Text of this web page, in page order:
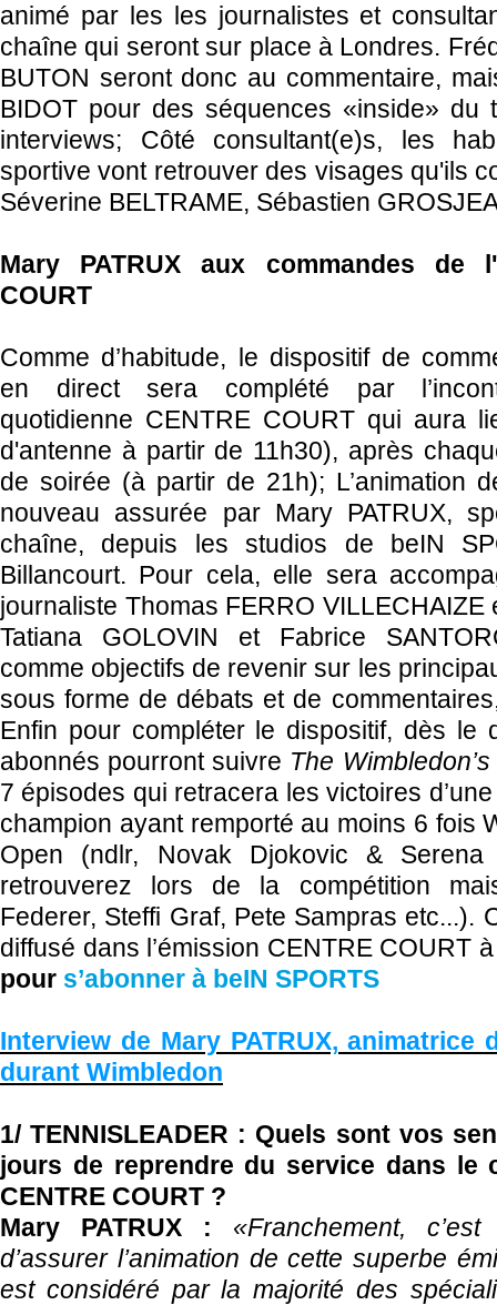
animé par les les journalistes et
chaîne qui seront sur place à Londres.
BUTON seront donc au commentaire,
BIDOT pour des séquences «inside» du
interviews; Côté consultant(e)s, les
sportive vont retrouver des visages qu'ils
Séverine BELTRAME, Sébastien
Mary PATRUX aux commandes de
COURT
Comme d’habitude, le dispositif de
en direct sera complété par
quotidienne CENTRE COURT qui aura
d'antenne à partir de 11h30), après
de soirée (à partir de 21h); L’animation
nouveau assurée par Mary PATRUX,
chaîne, depuis les studios de beIN
Billancourt. Pour cela, elle sera
journaliste Thomas FERRO
Tatiana GOLOVIN et Fabrice
comme objectifs de revenirsur les
sous forme de débats et de
Enfin pour compléter le dispositif, dès le
abonnés pourront suivre The
7 épisodes qui retracera les victoires
champion ayant remporté au moins 6 fois
Open (ndlr, Novak Djokovic &
retrouverez lors de la compétition
Federer, Steffi Graf, Pete Sampras etc...).
diffusé dans l’émission CENTRE COURT
pour s’abonner à beIN SPORTS
Interview de Mary PATRUX, animatrice
durant Wimbledon
1/ TENNISLEADER : Quels sont vos
jours de reprendre du service dans le
CENTRE COURT ?
Mary PATRUX :
«Franchement,
d’assurer l’animation de cette superbe
est considéré par la majorité des